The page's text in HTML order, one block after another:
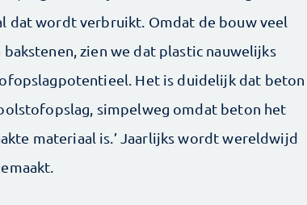
dat wordt verbruikt. Omdat de bouw veel
zien we dat plastic nauwelijks
Het is duidelijk dat beton
simpelweg omdat beton het
materiaal is.’ Jaarlijks wordt wereldwijd